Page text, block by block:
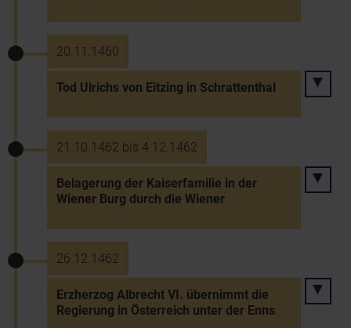
20.11.1460
Tod Ulrichs von Eitzing in Schrattenthal
21.10.1462 bis 4.12.1462
Belagerung der Kaiserfamilie in der
Wiener Burg durch die Wiener
26.12.1462
Erzherzog Albrecht VI. übernimmt die
Regierung in Österreich unter der Enns